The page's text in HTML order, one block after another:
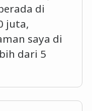
di
juta,
saya di
dari 5